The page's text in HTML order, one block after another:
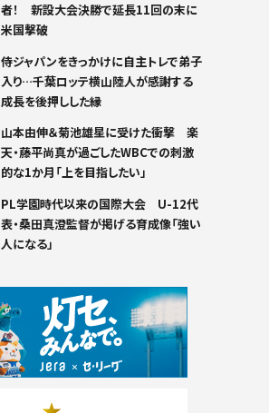
者！ 新設大会決勝で延長11回の末に
米国撃破
侍ジャパンをきっかけに自主トレで弟子
入り…千葉ロッテ横山陸人が感謝する
成長を後押しした縁
山本由伸＆菊池雄星に受けた衝撃 楽
天・藤平尚真が過ごしたWBCでの刺激
的な1か月「上を目指したい」
PL学園時代以来の国際大会 U-12代
表・桑田真澄監督が掲げる育成像「強い
人になる」